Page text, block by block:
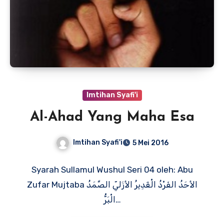
Imtihan Syafi'i
Al-Ahad Yang Maha Esa
Imtihan Syafi'i 5 Mei 2016
Syarah Sullamul Wushul Seri 04 oleh: Abu
Zufar Mujtaba الأحَدُ الفَرْدُ الْقَدِيرُ الأزَليّ الصَّمَدُ
الْبَرُّ…